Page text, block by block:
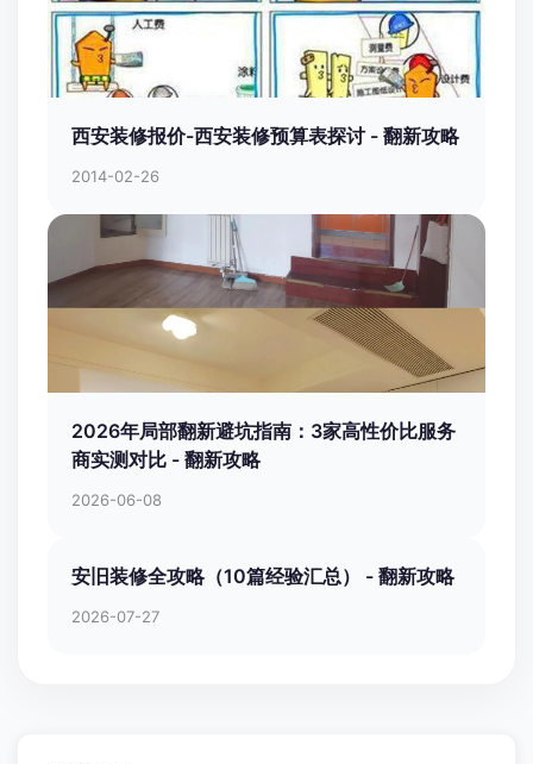
西安装修报价-西安装修预算表探讨 - 翻新攻略
2014-02-26
2026年局部翻新避坑指南：3家高性价比服务
商实测对比 - 翻新攻略
2026-06-08
安旧装修全攻略（10篇经验汇总） - 翻新攻略
2026-07-27